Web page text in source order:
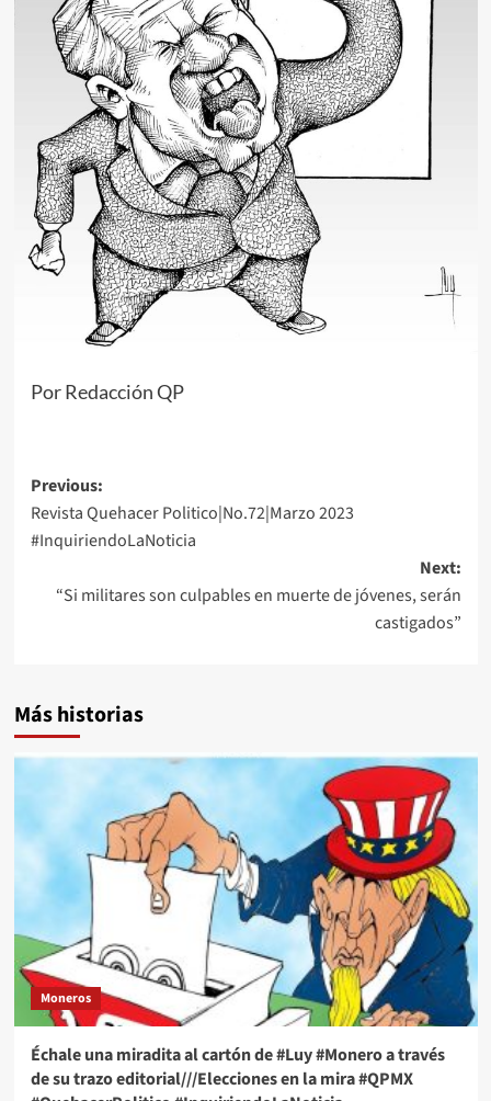
Por Redacción QP
Post
navigation
Previous:
Revista Quehacer Politico|No.72|Marzo 2023
#InquiriendoLaNoticia
Next:
“Si militares son culpables en muerte de jóvenes, serán
castigados”
Más historias
Moneros
Échale una miradita al cartón de #Luy #Monero a través
de su trazo editorial///Elecciones en la mira #QPMX